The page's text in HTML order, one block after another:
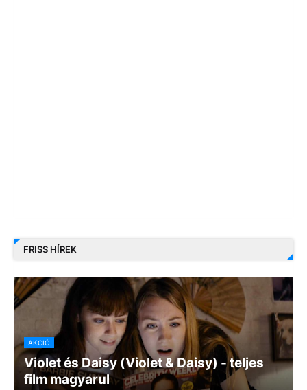
FRISS HÍREK
AKCIÓ
Violet és Daisy (Violet & Daisy) - teljes
film magyarul